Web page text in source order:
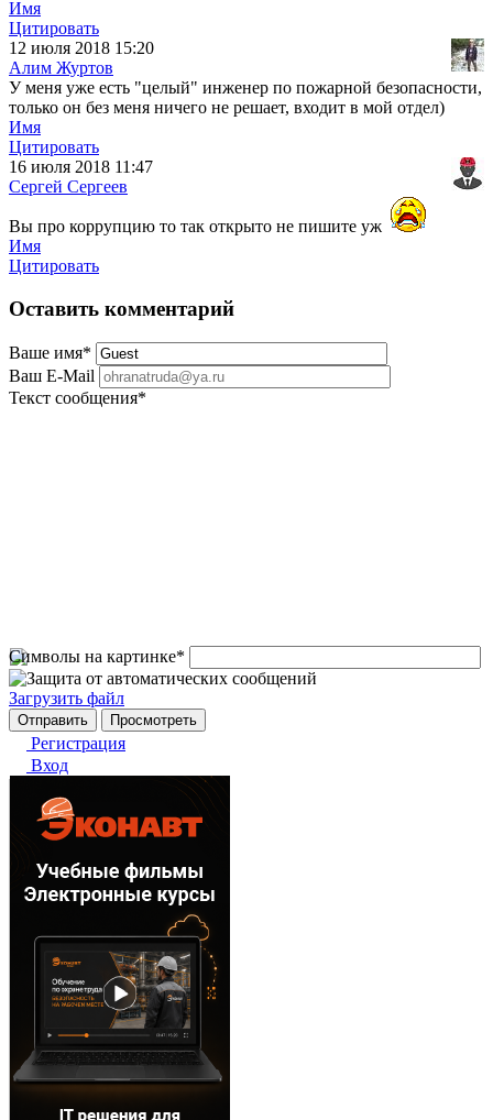
Имя
Цитировать
12 июля 2018 15:20
Алим Журтов
У меня уже есть "целый" инженер по пожарной безопасности,
только он без меня ничего не решает, входит в мой отдел)
Имя
Цитировать
16 июля 2018 11:47
Сергей Сергеев
Вы про коррупцию то так открыто не пишите уж
Имя
Цитировать
Оставить комментарий
Ваше имя*
Ваш E-Mail
Текст сообщения*
Символы на картинке*
Загрузить файл
Регистрация
Вход